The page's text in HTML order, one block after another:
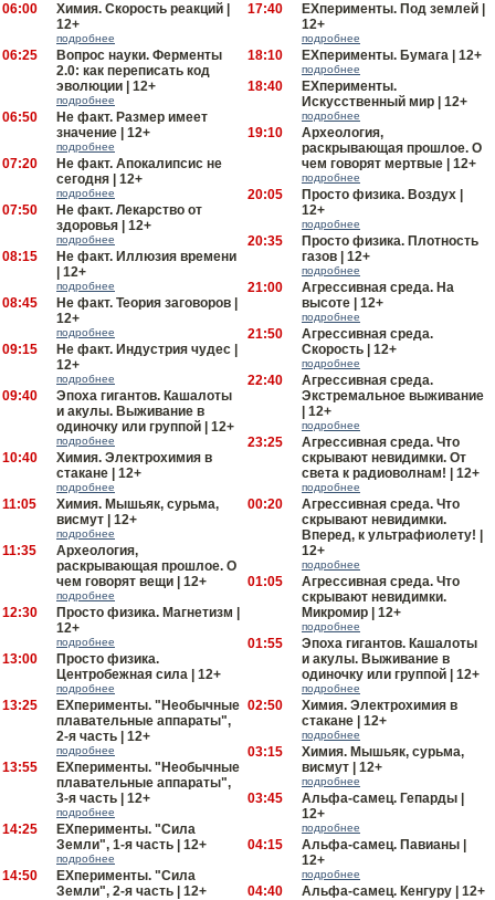
06:00
Химия. Скорость реакций |
12+
подробнее
06:25
Вопрос науки. Ферменты
2.0: как переписать код
эволюции | 12+
подробнее
06:50
Не факт. Размер имеет
значение | 12+
подробнее
07:20
Не факт. Апокалипсис не
сегодня | 12+
подробнее
07:50
Не факт. Лекарство от
здоровья | 12+
подробнее
08:15
Не факт. Иллюзия времени
| 12+
подробнее
08:45
Не факт. Теория заговоров |
12+
подробнее
09:15
Не факт. Индустрия чудес |
12+
подробнее
09:40
Эпоха гигантов. Кашалоты
и акулы. Выживание в
одиночку или группой | 12+
подробнее
10:40
Химия. Электрохимия в
стакане | 12+
подробнее
11:05
Химия. Мышьяк, сурьма,
висмут | 12+
подробнее
11:35
Археология,
раскрывающая прошлое. О
чем говорят вещи | 12+
подробнее
12:30
Просто физика. Магнетизм |
12+
подробнее
13:00
Просто физика.
Центробежная сила | 12+
подробнее
13:25
EXперименты. "Необычные
плавательные аппараты",
2-я часть | 12+
подробнее
13:55
EXперименты. "Необычные
плавательные аппараты",
3-я часть | 12+
подробнее
14:25
EXперименты. "Сила
Земли", 1-я часть | 12+
подробнее
14:50
EXперименты. "Сила
Земли", 2-я часть | 12+
17:40
EXперименты. Под землей |
12+
подробнее
18:10 EXперименты. Бумага | 12+
подробнее
18:40
EXперименты.
Искусственный мир | 12+
подробнее
19:10
Археология,
раскрывающая прошлое. О
чем говорят мертвые | 12+
подробнее
20:05
Просто физика. Воздух |
12+
подробнее
20:35
Просто физика. Плотность
газов | 12+
подробнее
21:00
Агрессивная среда. На
высоте | 12+
подробнее
21:50
Агрессивная среда.
Скорость | 12+
подробнее
22:40
Агрессивная среда.
Экстремальное выживание
| 12+
подробнее
23:25
Агрессивная среда. Что
скрывают невидимки. От
света к радиоволнам! | 12+
подробнее
00:20
Агрессивная среда. Что
скрывают невидимки.
Вперед, к ультрафиолету! |
12+
подробнее
01:05
Агрессивная среда. Что
скрывают невидимки.
Микромир | 12+
подробнее
01:55
Эпоха гигантов. Кашалоты
и акулы. Выживание в
одиночку или группой | 12+
подробнее
02:50
Химия. Электрохимия в
стакане | 12+
подробнее
03:15
Химия. Мышьяк, сурьма,
висмут | 12+
подробнее
03:45
Альфа-самец. Гепарды |
12+
подробнее
04:15
Альфа-самец. Павианы |
12+
подробнее
04:40 Альфа-самец. Кенгуру | 12+